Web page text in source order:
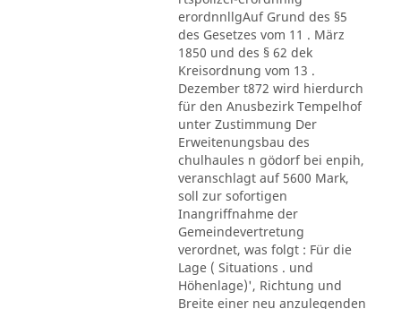
erordnnllgAuf Grund des §5
des Gesetzes vom 11 . März
1850 und des § 62 dek
Kreisordnung vom 13 .
Dezember t872 wird hierdurch
für den Anusbezirk Tempelhof
unter Zustimmung Der
Erweitenungsbau des
chulhaules n gödorf bei enpih,
veranschlagt auf 5600 Mark,
soll zur sofortigen
Inangriffnahme der
Gemeindevertretung
verordnet, was folgt : Für die
Lage ( Situations . und
Höhenlage)', Richtung und
Breite einer neu anzulegenden